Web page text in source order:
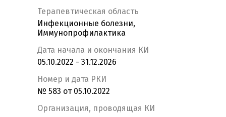
Терапевтическая область
Инфекционные болезни,
Иммунопрофилактика
Дата начала и окончания КИ
05.10.2022 - 31.12.2026
Номер и дата РКИ
№ 583 от 05.10.2022
Организация, проводящая КИ